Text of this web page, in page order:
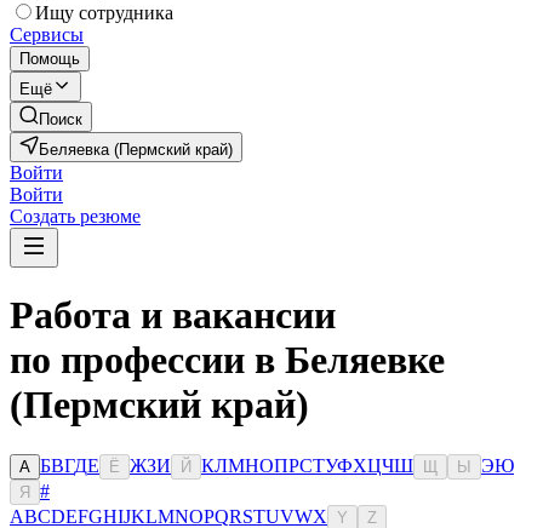
Ищу сотрудника
Сервисы
Помощь
Ещё
Поиск
Беляевка (Пермский край)
Войти
Войти
Создать резюме
Работа и вакансии
по профессии в Беляевке
(Пермский край)
А БВГДЕ Ё ЖЗИ Й КЛМНОПРСТУФХЦЧШ Ы ЭЮ
Я
#
ABCDEFGHIJKLMNOPQRSTUVWX Y Z